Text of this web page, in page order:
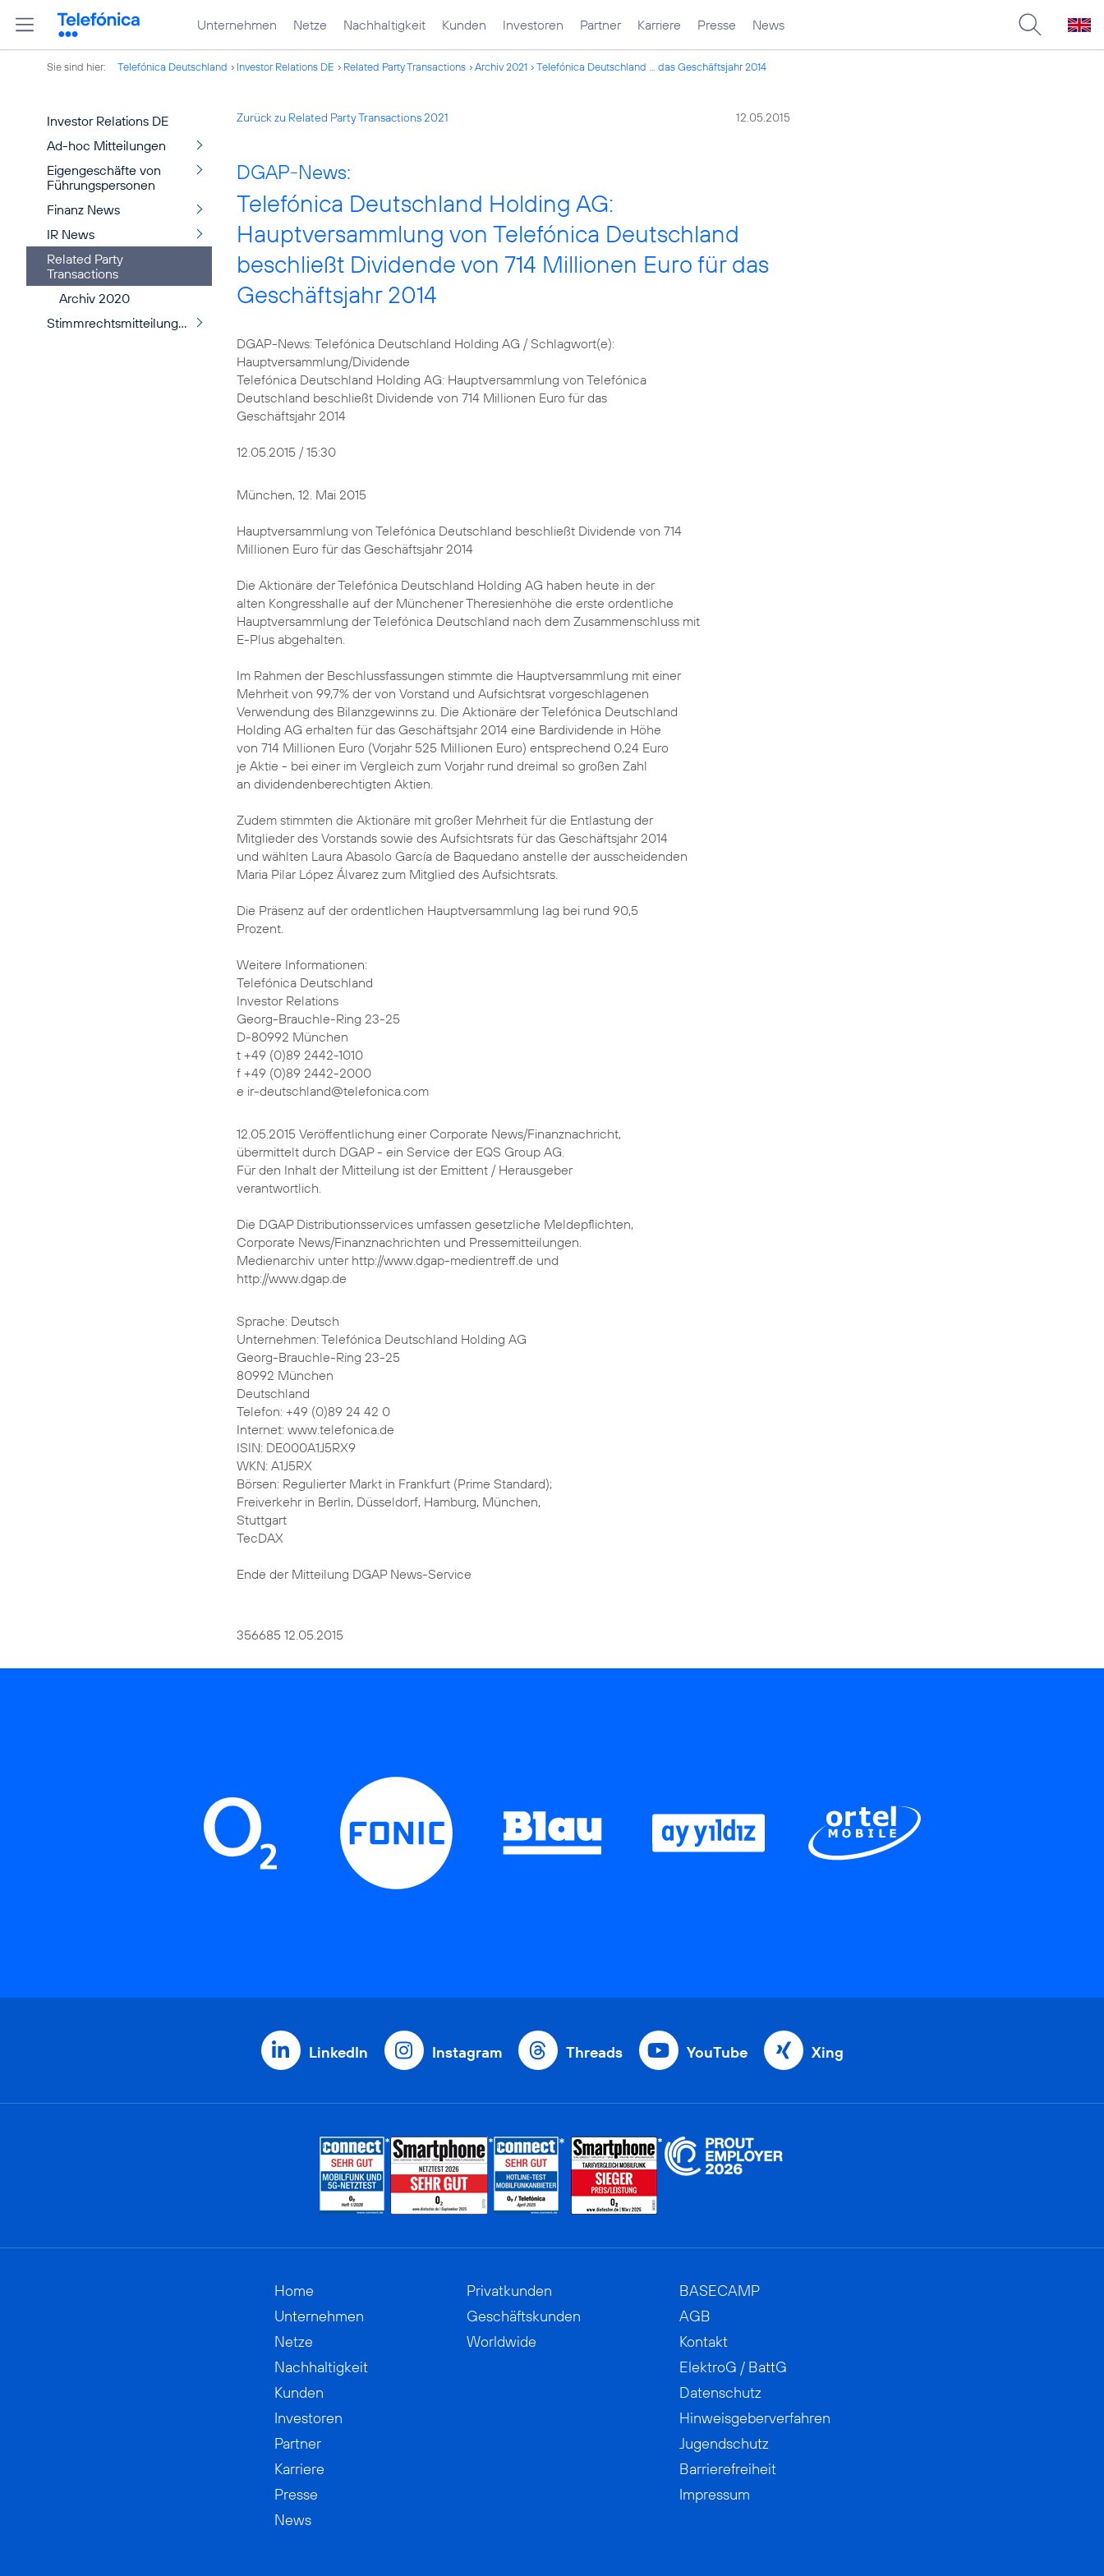
Unternehmen Netze Nachhaltigkeit Kunden Investoren Partner Karriere Presse News
Sie sind hier: Telefónica Deutschland Investor Relations DE Related Party Transactions Archiv 2021 Telefónica Deutschland ... das Geschäftsjahr 2014
Investor Relations DE
Ad-hoc Mitteilungen
Eigengeschäfte von
Führungspersonen
Finanz News
IR News
Related Party
Transactions
Archiv 2020
Stimmrechtsmitteilungen
Zurück zu Related Party Transactions 2021 12.05.2015
DGAP-News:
Telefónica Deutschland Holding AG:
Hauptversammlung von Telefónica Deutschland
beschließt Dividende von 714 Millionen Euro für das
Geschäftsjahr 2014
DGAP-News: Telefónica Deutschland Holding AG / Schlagwort(e):
Hauptversammlung/Dividende
Telefónica Deutschland Holding AG: Hauptversammlung von Telefónica
Deutschland beschließt Dividende von 714 Millionen Euro für das
Geschäftsjahr 2014
12.05.2015 / 15:30
München, 12. Mai 2015
Hauptversammlung von Telefónica Deutschland beschließt Dividende von 714
Millionen Euro für das Geschäftsjahr 2014
Die Aktionäre der Telefónica Deutschland Holding AG haben heute in der
alten Kongresshalle auf der Münchener Theresienhöhe die erste ordentliche
Hauptversammlung der Telefónica Deutschland nach dem Zusammenschluss mit
E-Plus abgehalten.
Im Rahmen der Beschlussfassungen stimmte die Hauptversammlung mit einer
Mehrheit von 99,7% der von Vorstand und Aufsichtsrat vorgeschlagenen
Verwendung des Bilanzgewinns zu. Die Aktionäre der Telefónica Deutschland
Holding AG erhalten für das Geschäftsjahr 2014 eine Bardividende in Höhe
von 714 Millionen Euro (Vorjahr 525 Millionen Euro) entsprechend 0,24 Euro
je Aktie - bei einer im Vergleich zum Vorjahr rund dreimal so großen Zahl
an dividendenberechtigten Aktien.
Zudem stimmten die Aktionäre mit großer Mehrheit für die Entlastung der
Mitglieder des Vorstands sowie des Aufsichtsrats für das Geschäftsjahr 2014
und wählten Laura Abasolo García de Baquedano anstelle der ausscheidenden
Maria Pilar López Álvarez zum Mitglied des Aufsichtsrats.
Die Präsenz auf der ordentlichen Hauptversammlung lag bei rund 90,5
Prozent.
Weitere Informationen:
Telefónica Deutschland
Investor Relations
Georg-Brauchle-Ring 23-25
D-80992 München
t +49 (0)89 2442-1010
f +49 (0)89 2442-2000
e ir-deutschland@telefonica.com
12.05.2015 Veröffentlichung einer Corporate News/Finanznachricht,
übermittelt durch DGAP - ein Service der EQS Group AG.
Für den Inhalt der Mitteilung ist der Emittent / Herausgeber
verantwortlich.
Die DGAP Distributionsservices umfassen gesetzliche Meldepflichten,
Corporate News/Finanznachrichten und Pressemitteilungen.
Medienarchiv unter http://www.dgap-medientreff.de und
http://www.dgap.de
Sprache: Deutsch
Unternehmen: Telefónica Deutschland Holding AG
Georg-Brauchle-Ring 23-25
80992 München
Deutschland
Telefon: +49 (0)89 24 42 0
Internet: www.telefonica.de
ISIN: DE000A1J5RX9
WKN: A1J5RX
Börsen: Regulierter Markt in Frankfurt (Prime Standard);
Freiverkehr in Berlin, Düsseldorf, Hamburg, München,
Stuttgart
TecDAX
Ende der Mitteilung DGAP News-Service
356685 12.05.2015
LinkedIn Instagram Threads YouTube Xing
Home
Unternehmen
Netze
Nachhaltigkeit
Kunden
Investoren
Partner
Karriere
Presse
News
Privatkunden
Geschäftskunden
Worldwide
BASECAMP
AGB
Kontakt
ElektroG / BattG
Datenschutz
Hinweisgeberverfahren
Jugendschutz
Barrierefreiheit
Impressum